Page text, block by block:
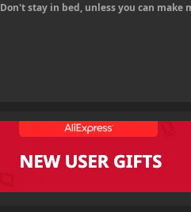
Don't stay in bed, unless you can make